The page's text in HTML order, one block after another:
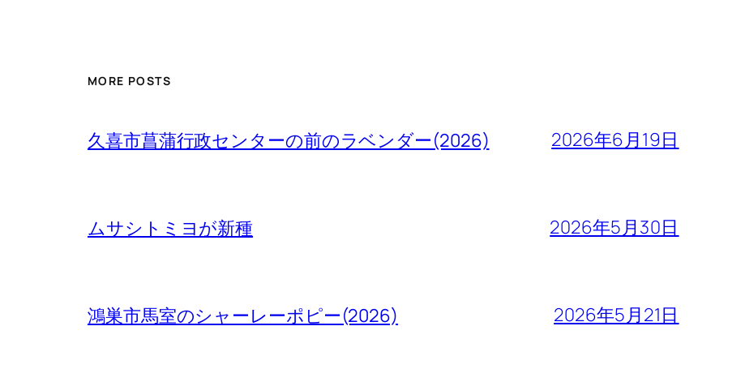
MORE POSTS
久喜市菖蒲行政センターの前のラベンダー(2026) 2026年6月19日
ムサシトミヨが新種 2026年5月30日
鴻巣市馬室のシャーレーポピー(2026) 2026年5月21日